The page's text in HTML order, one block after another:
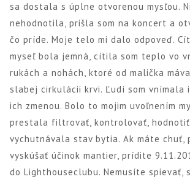
sa dostala s úplne otvorenou mysľou.
nehodnotila, prišla som na koncert a
čo príde. Moje telo mi dalo odpoveď.
myseľ bola jemná, cítila som teplo vo
rukách a nohách, ktoré od malička
slabej cirkulácii krvi. Ľudí som vnímala
ich zmenou. Bolo to mojim uvoľnením
prestala filtrovať, kontrolovať, hodnotiť.
vychutnávala stav bytia. Ak máte chuť,
vyskúšať účinok mantier, prídite
do Lighthouseclubu. Nemusíte spievať,